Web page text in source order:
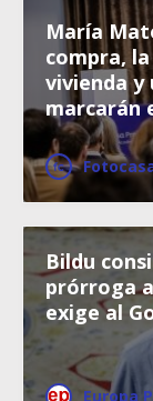
María
compra,
vivienda
marcarán
Bildu
prórroga
exige al
Europa